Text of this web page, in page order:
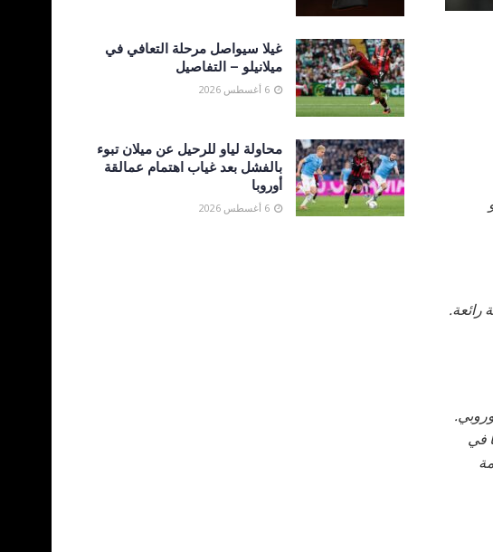
رحلة رائعة.
في
غيلا سيواصل مرحلة التعافي في
ميلانيلو – التفاصيل
محاولة لياو للرحيل عن ميلان تبوء
بالفشل بعد غياب اهتمام عمالقة
أوروبا